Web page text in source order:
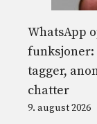
WhatsApp
funksjoner:
tagger,
chatter
9. august 2026